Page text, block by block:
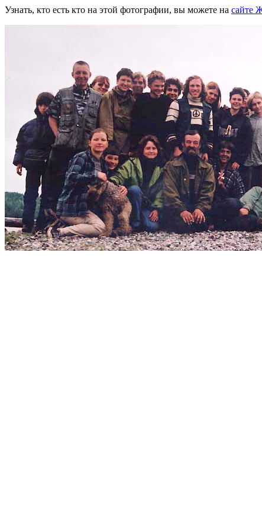
Узнать, кто есть кто на этой фотографии, вы можете на сайте